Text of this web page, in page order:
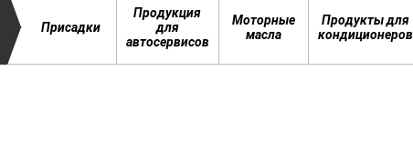
Присадки
Продукция
для
автосервисов
Моторные
масла
Продукты для
кондиционеров